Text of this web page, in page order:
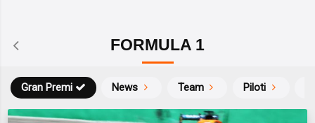
FORMULA 1
News
Gran Premi Team Piloti